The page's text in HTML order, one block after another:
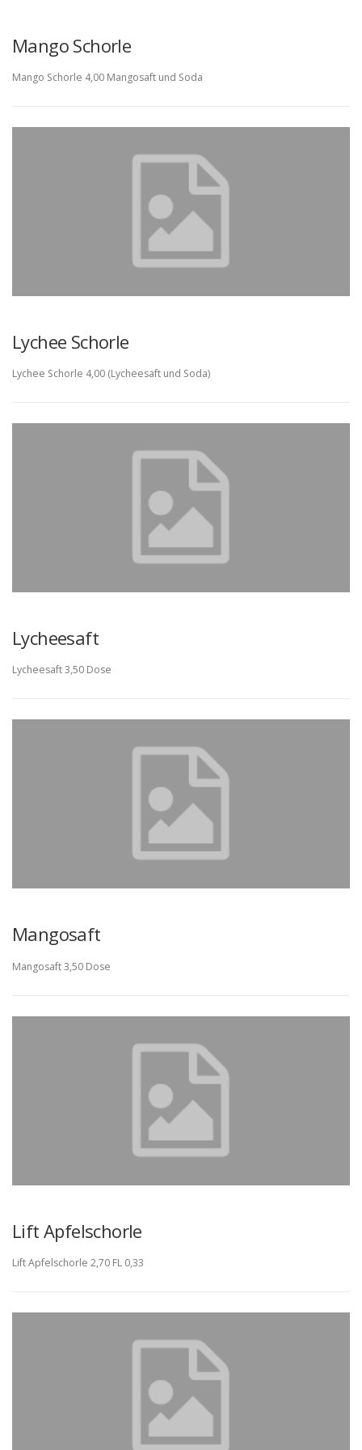
Mango Schorle
Mango Schorle 4,00 Mangosaft und Soda
Lychee Schorle
Lychee Schorle 4,00 (Lycheesaft und Soda)
Lycheesaft
Lycheesaft 3,50 Dose
Mangosaft
Mangosaft 3,50 Dose
Lift Apfelschorle
Lift Apfelschorle 2,70 FL 0,33